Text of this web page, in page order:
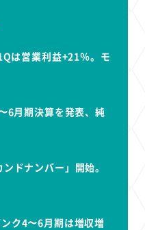
は営業利益+21％。モ
6月期決算を発表、純
ドナンバー」開始。
ク4〜6月期は増収増